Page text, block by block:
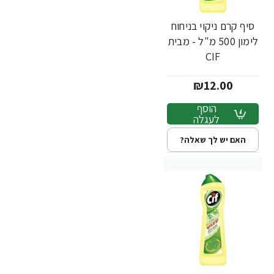
סיף קרם ניקוי בניחוח
לימון 500 מ"ל - מבית
CIF
₪12.00
הוסף
לעגלה
האם יש לך שאלה?